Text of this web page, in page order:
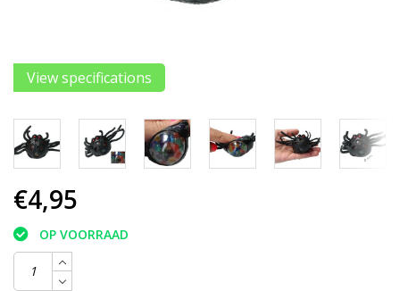
View specifications
€4,95
OP VOORRAAD